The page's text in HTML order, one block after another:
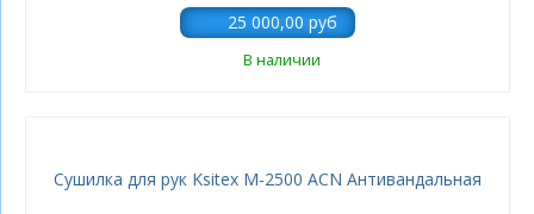
В наличии
Сушилка для рук Ksitex M-2500 АСN Антивандальная